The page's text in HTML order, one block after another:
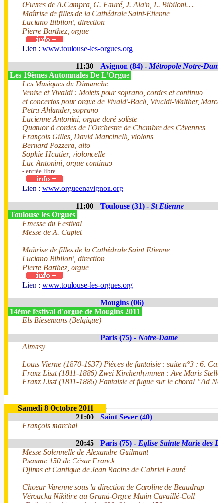
Œuvres de A.Campra, G. Fauré, J. Alain, L. Bibiloni…
Maîtrise de filles de la Cathédrale Saint-Etienne
Luciano Bibiloni, direction
Pierre Barthez, orgue
Lien : www.toulouse-les-orgues.org
11:30 Avignon (84) - Métropole Notre-
Les 19èmes Automnales De L’Orgue
Les Musiques du Dimanche
Venise et Vivaldi : Motets pour soprano, cordes et continuo
et concertos pour orgue de Vivaldi-Bach, Vivaldi-Walther,
Petra Ahlander, soprano
Lucienne Antonini, orgue doré soliste
Quatuor à cordes de l’Orchestre de Chambre des Cévennes
François Gilles, David Mancinelli, violons
Bernard Pozzera, alto
Sophie Hautier, violoncelle
Luc Antonini, orgue continuo
- entrée libre
Lien : www.orgueenavignon.org
11:00 Toulouse (31) - St Etienne
Toulouse les Orgues
Fmesse du Festival
Messe de A. Caplet
Maîtrise de filles de la Cathédrale Saint-Etienne
Luciano Bibiloni, direction
Pierre Barthez, orgue
Lien : www.toulouse-les-orgues.org
Mougins (06)
14ème festival d'orgue de Mougins 2011
Els Biesemans (Belgique)
Paris (75) - Notre-Dame
Almasy
Louis Vierne (1870-1937) Pièces de fantaisie : suite n°3 : 6.
Franz Liszt (1811-1886) Zwei Kirchenhymnen : Ave Maris
Franz Liszt (1811-1886) Fantaisie et fugue sur le choral ”Ad
Samedi 8 Octobre 2011
21:00
Saint Sever (40)
François marchal
20:45 Paris (75) - Eglise Sainte Marie des
Messe Solennelle de Alexandre Guilmant
Psaume 150 de César Franck
Djinns et Cantique de Jean Racine de Gabriel Fauré
Choeur Varenne sous la direction de Caroline de Beaudrap
Véroucka Nikitine au Grand-Orgue Mutin Cavaillé-Coll